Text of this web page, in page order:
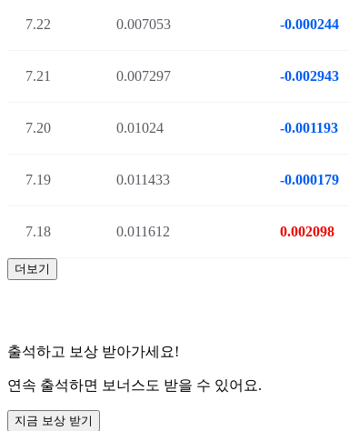
7.22 0.007053 -0.000244
7.21 0.007297 -0.002943
7.20 0.01024 -0.001193
7.19 0.011433 -0.000179
7.18 0.011612 0.002098
더보기
출석하고 보상 받아가세요!
연속 출석하면 보너스도 받을 수 있어요.
지금 보상 받기